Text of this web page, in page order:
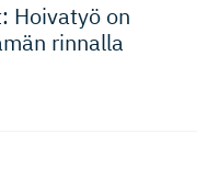
Hoivatyö on
rinnalla